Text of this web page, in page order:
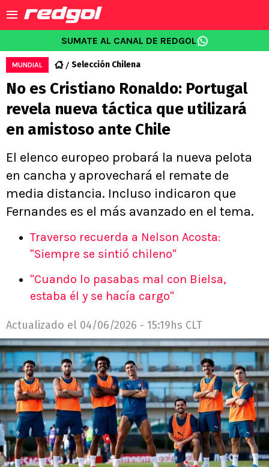
SUMATE AL CANAL DE REDGOL
MUNDIAL Selección Chilena
No es Cristiano Ronaldo: Portugal
revela nueva táctica que utilizará
en amistoso ante Chile
El elenco europeo probará la nueva pelota
en cancha y aprovechará el remate de
media distancia. Incluso indicaron que
Fernandes es el más avanzado en el tema.
Traverso recuerda a Nelson Acosta:
"Siempre se sintió chileno"
"Cuando lo pasabas mal con Bielsa,
estaba él y se hacía cargo"
Actualizado el 04/06/2026 - 15:19hs CLT